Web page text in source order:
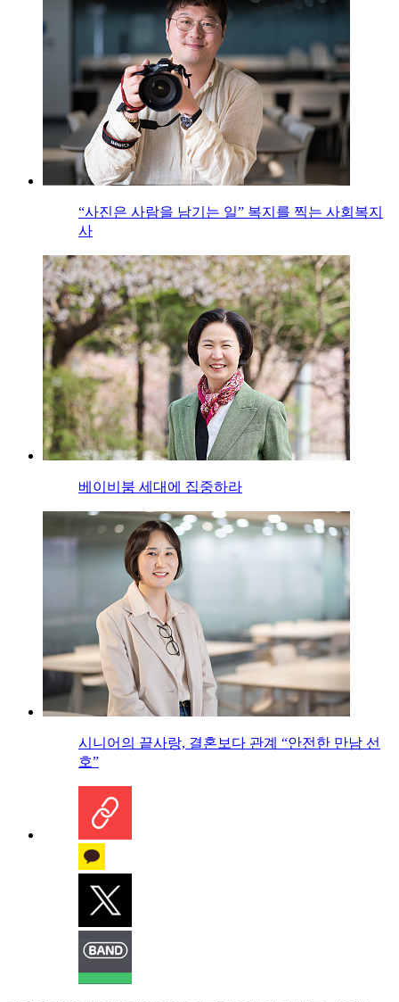
“사진은 사람을 남기는 일” 복지를 찍는 사회복지
사
베이비붐 세대에 집중하라
시니어의 끝사랑, 결혼보다 관계 “안전한 만남 선
호”